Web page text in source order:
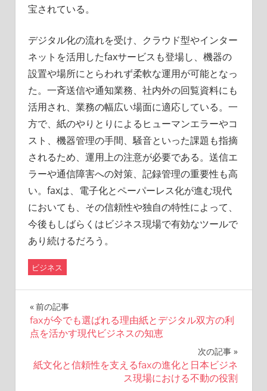
宝されている。
デジタル化の流れを受け、クラウド型やインター
ネットを活用したfaxサービスも登場し、機器の
設置や場所にとらわれず柔軟な運用が可能となっ
た。一斉送信や通知業務、社内外の回覧資料にも
活用され、業務の幅広い場面に適応している。一
方で、紙のやりとりによるヒューマンエラーやコ
スト、機器管理の手間、騒音といった課題も指摘
されるため、運用上の注意が必要である。送信エ
ラーや通信障害への対策、記録管理の重要性も高
い。faxは、電子化とペーパーレス化が進む現代
においても、その信頼性や独自の特性によって、
今後もしばらくはビジネス現場で有効なツールで
あり続けるだろう。
ビジネス
投
稿
ナ
前の記事
faxが今でも選ばれる理由紙とデジタル双方の利
点を活かす現代ビジネスの知恵
次の記事
紙文化と信頼性を支えるfaxの進化と日本ビジネ
ス現場における不動の役割